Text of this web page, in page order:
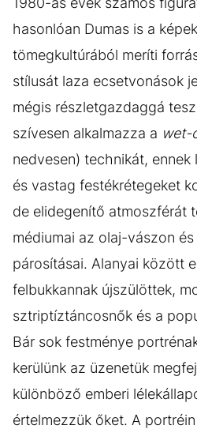
hasonlóan Dumas is a
tömegkultúrából meríti
stílusát laza ecsetvonások
mégis részletgazdaggá
szívesen alkalmazza a wet-
nedvesen) technikát,
és vastag festékrétegeket
de elidegenítő atmoszférát
médiumai az olaj-vászon
párosításai. Alanyai között
felbukkannak újszülöttek,
sztriptíztáncosnők és a
Bár sok festménye
kerülünk az üzenetük
különböző emberi
értelmezzük őket. A